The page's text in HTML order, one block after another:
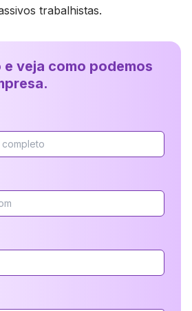
trabalhistas.
e veja como podemos